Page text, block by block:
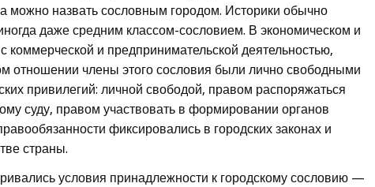
можно назвать сословным городом. Историки обычно
даже средним классом-сословием. В экономическом и
и предпринимательской деятельностью,
отношении члены этого сословия были лично свободными
привилегий: личной свободой, правом распоряжаться
суду, правом участвовать в формировании органов
фиксировались в городских законах и
страны.
условия принадлежности к городскому сословию —